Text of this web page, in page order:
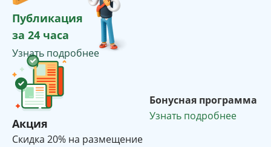
Публикация
за 24 часа
Узнать подробнее
Акция
Cкидка 20% на размещение
Бонусная программа
Узнать подробнее